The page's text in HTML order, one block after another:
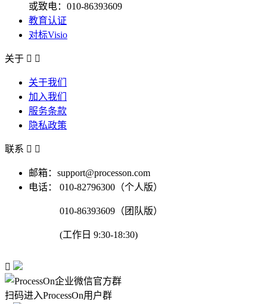
或致电：010-86393609
教育认证
对标Visio
关于  
关于我们
加入我们
服务条款
隐私政策
联系  
邮箱：support@processon.com
电话：
010-82796300（个人版）
010-86393609（团队版）
(工作日 9:30-18:30)

扫码进入ProcessOn用户群